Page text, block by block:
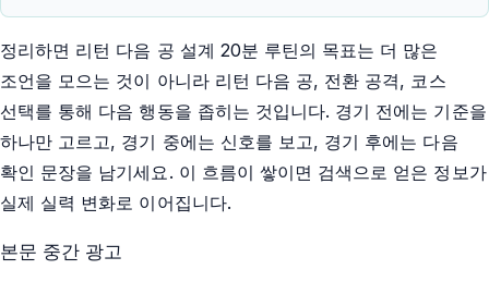
정리하면 리턴 다음 공 설계 20분 루틴의 목표는 더 많은
조언을 모으는 것이 아니라 리턴 다음 공, 전환 공격, 코스
선택를 통해 다음 행동을 좁히는 것입니다. 경기 전에는 기준을
하나만 고르고, 경기 중에는 신호를 보고, 경기 후에는 다음
확인 문장을 남기세요. 이 흐름이 쌓이면 검색으로 얻은 정보가
실제 실력 변화로 이어집니다.
본문 중간 광고